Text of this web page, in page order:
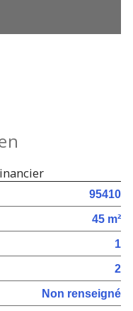
95410
45 m²
1
2
Non renseigné